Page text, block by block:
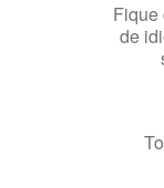
Fique
de